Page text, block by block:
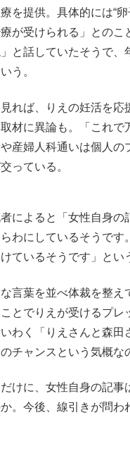
を提供。具体的には“
が受けられる」との
と話していたそうで
う。
れば、りえの妊活を応
材に異論も。「これ
産婦人科通いは個人
っている。
によると「女性自身の
わにしているそうで
ているそうです」とい
言葉を並べ体裁を整え
とでりえが受けるプ
わく「りえさんと森田
チャンスという気概な
けに、女性自身の記事
。今後、線引きが問わ